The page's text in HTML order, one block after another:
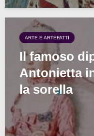
ARTE E ARTEFATTI
Il famoso
Antonietta
la sorella